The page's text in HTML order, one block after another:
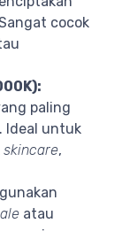
cocok
paling
Ideal untuk
skincare,
atau